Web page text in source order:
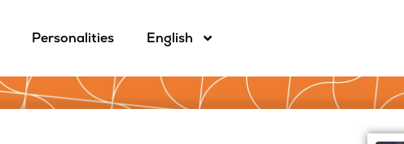
Personalities English